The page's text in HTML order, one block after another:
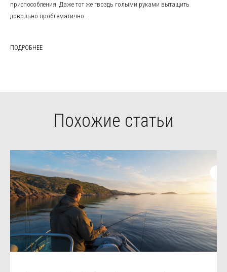
приспособления. Даже тот же гвоздь голыми руками вытащить
довольно проблематично...
ПОДРОБНЕЕ
Похожие статьи